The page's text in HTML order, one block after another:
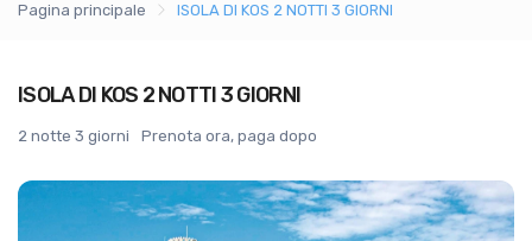
Pagina principale ISOLA DI KOS 2 NOTTI 3 GIORNI
ISOLA DI KOS 2 NOTTI 3 GIORNI
2 notte 3 giorni Prenota ora, paga dopo